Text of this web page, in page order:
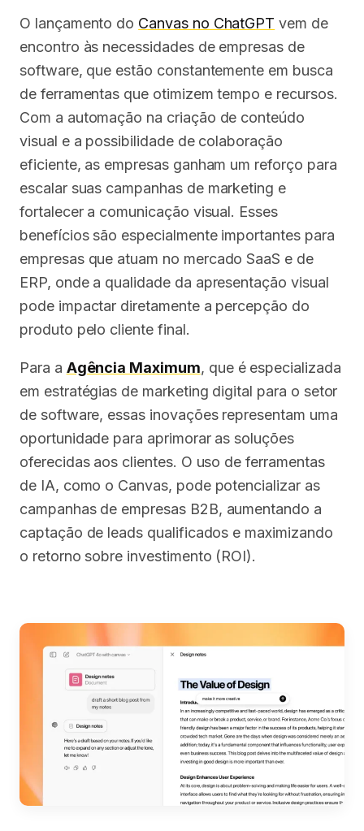
O lançamento do Canvas no ChatGPT vem de
encontro às necessidades de empresas de
software, que estão constantemente em busca
de ferramentas que otimizem tempo e recursos.
Com a automação na criação de conteúdo
visual e a possibilidade de colaboração
eficiente, as empresas ganham um reforço para
escalar suas campanhas de marketing e
fortalecer a comunicação visual. Esses
benefícios são especialmente importantes para
empresas que atuam no mercado SaaS e de
ERP, onde a qualidade da apresentação visual
pode impactar diretamente a percepção do
produto pelo cliente final.
Para a Agência Maximum, que é especializada
em estratégias de marketing digital para o setor
de software, essas inovações representam uma
oportunidade para aprimorar as soluções
oferecidas aos clientes. O uso de ferramentas
de IA, como o Canvas, pode potencializar as
campanhas de empresas B2B, aumentando a
captação de leads qualificados e maximizando
o retorno sobre investimento (ROI).